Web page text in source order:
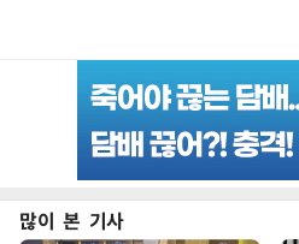
많이 본 기사